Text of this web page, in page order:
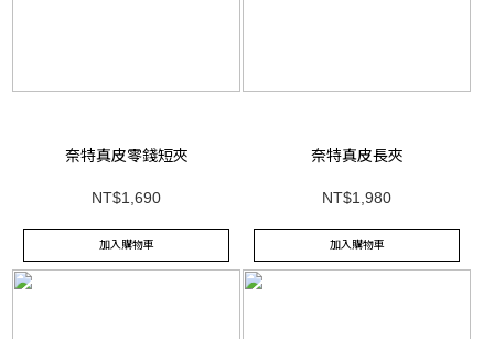
奈特真皮零錢短夾
NT$1,690
加入購物車
奈特真皮長夾
NT$1,980
加入購物車